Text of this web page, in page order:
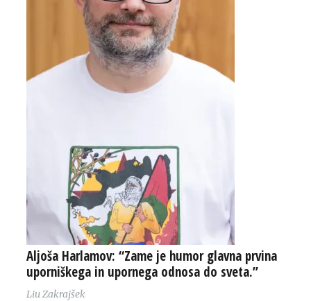
Aljoša Harlamov: “Zame je humor glavna prvina
uporniškega in upornega odnosa do sveta.”
Liu Zakrajšek